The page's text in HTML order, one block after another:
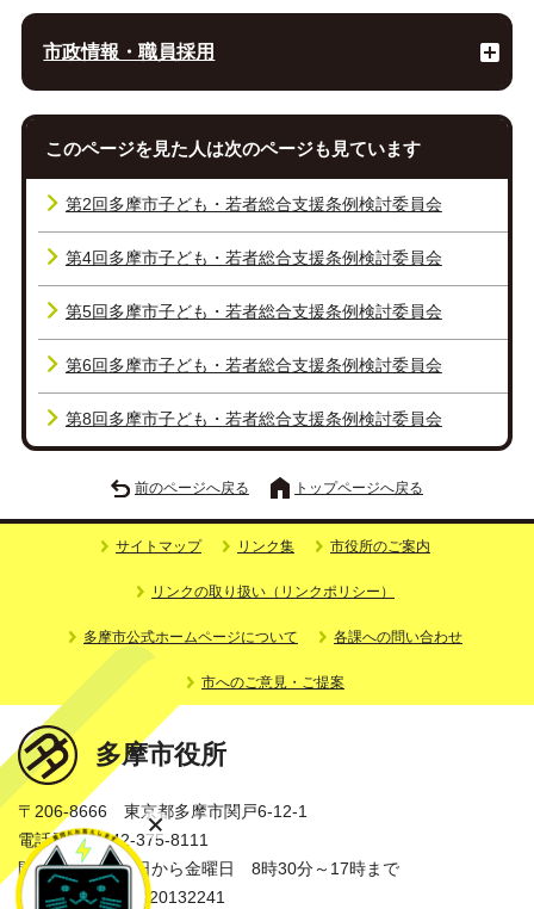
市政情報・職員採用
このページを見た人は次のページも見ています
第2回多摩市子ども・若者総合支援条例検討委員会
第4回多摩市子ども・若者総合支援条例検討委員会
第5回多摩市子ども・若者総合支援条例検討委員会
第6回多摩市子ども・若者総合支援条例検討委員会
第8回多摩市子ども・若者総合支援条例検討委員会
前のページへ戻る トップページへ戻る
サイトマップ リンク集 市役所のご案内
リンクの取り扱い（リンクポリシー）
多摩市公式ホームページについて 各課への問い合わせ
市へのご意見・ご提案
多摩市役所
〒206-8666 東京都多摩市関戸6-12-1
電話番号：042-375-8111
開庁時間：月曜日から金曜日 8時30分～17時まで
法人番号：3000020132241